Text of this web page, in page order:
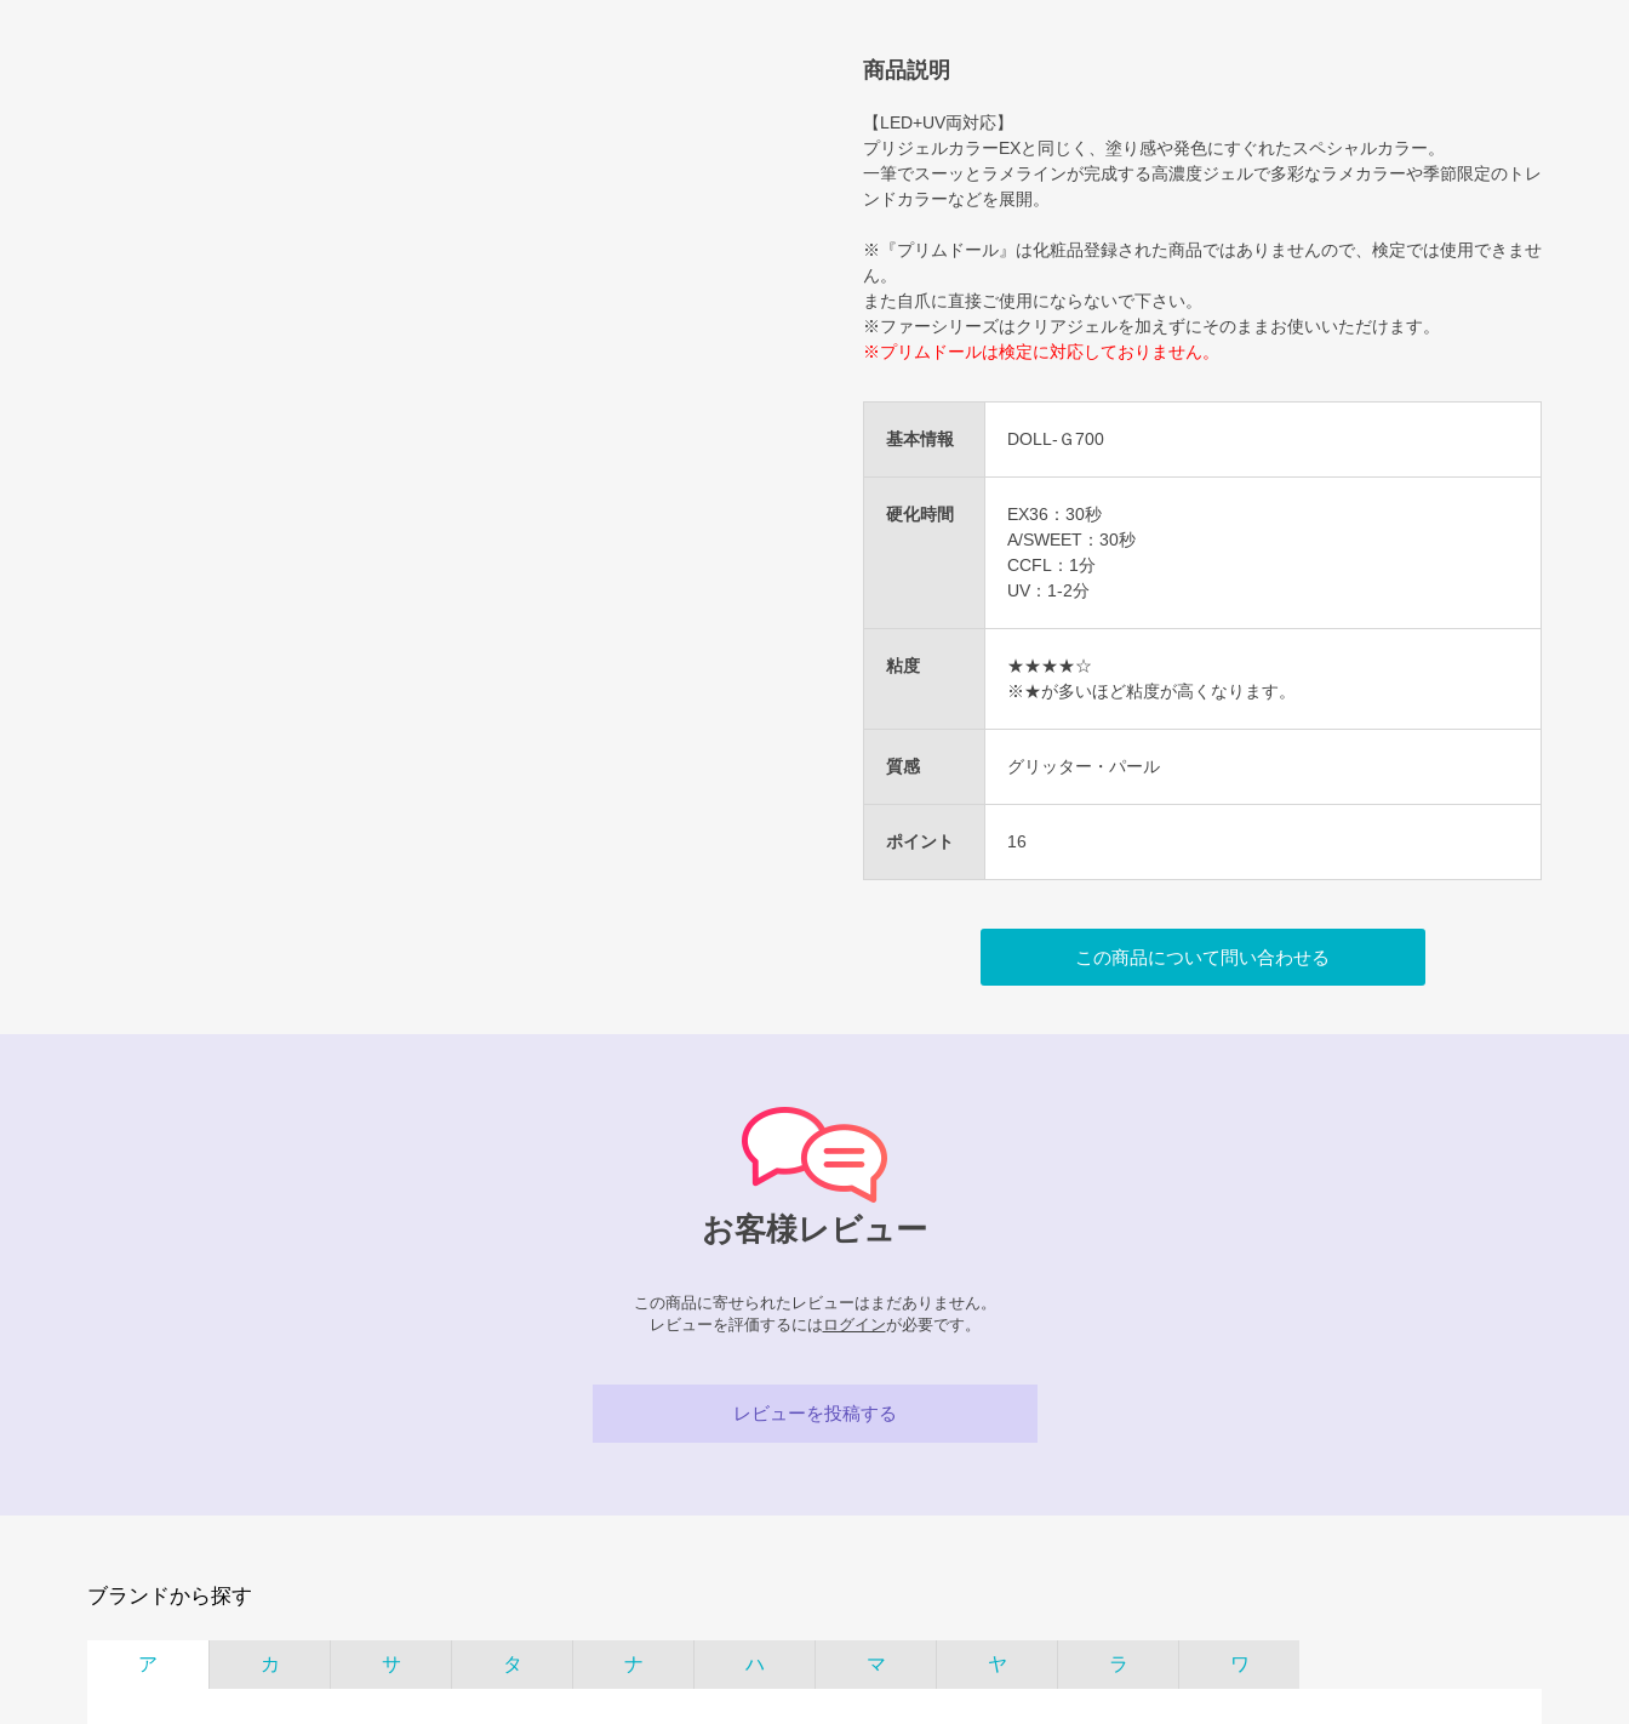
商品説明
【LED+UV両対応】
プリジェルカラーEXと同じく、塗り感や発色にすぐれたスペシャルカラー。
一筆でスーッとラメラインが完成する高濃度ジェルで多彩なラメカラーや季節限定のトレ
ンドカラーなどを展開。
※『プリムドール』は化粧品登録された商品ではありませんので、検定では使用できませ
ん。
また自爪に直接ご使用にならないで下さい。
※ファーシリーズはクリアジェルを加えずにそのままお使いいただけます。
※プリムドールは検定に対応しておりません。
基本情報 DOLL-Ｇ700
硬化時間
EX36：30秒
A/SWEET：30秒
CCFL：1分
UV：1-2分
粘度
★★★★☆
※★が多いほど粘度が高くなります。
質感 グリッター・パール
ポイント 16
この商品について問い合わせる
お客様レビュー
この商品に寄せられたレビューはまだありません。
レビューを評価するには ログインが必要です。
レビューを投稿する
ブランドから探す
ア カ サ タ ナ ハ マ ヤ ラ ワ